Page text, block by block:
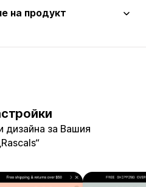
на продукт
дизайна за Вашия